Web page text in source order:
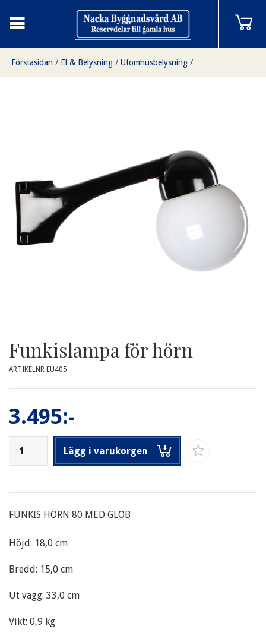
Förstasidan / El & Belysning / Utomhusbelysning /
Funkislampa för hörn
ARTIKELNR EU405
3.495:-
Lägg i varukorgen
FUNKIS HÖRN 80 MED GLOB
Höjd: 18,0 cm
Bredd: 15,0 cm
Ut vägg: 33,0 cm
Vikt: 0,9 kg